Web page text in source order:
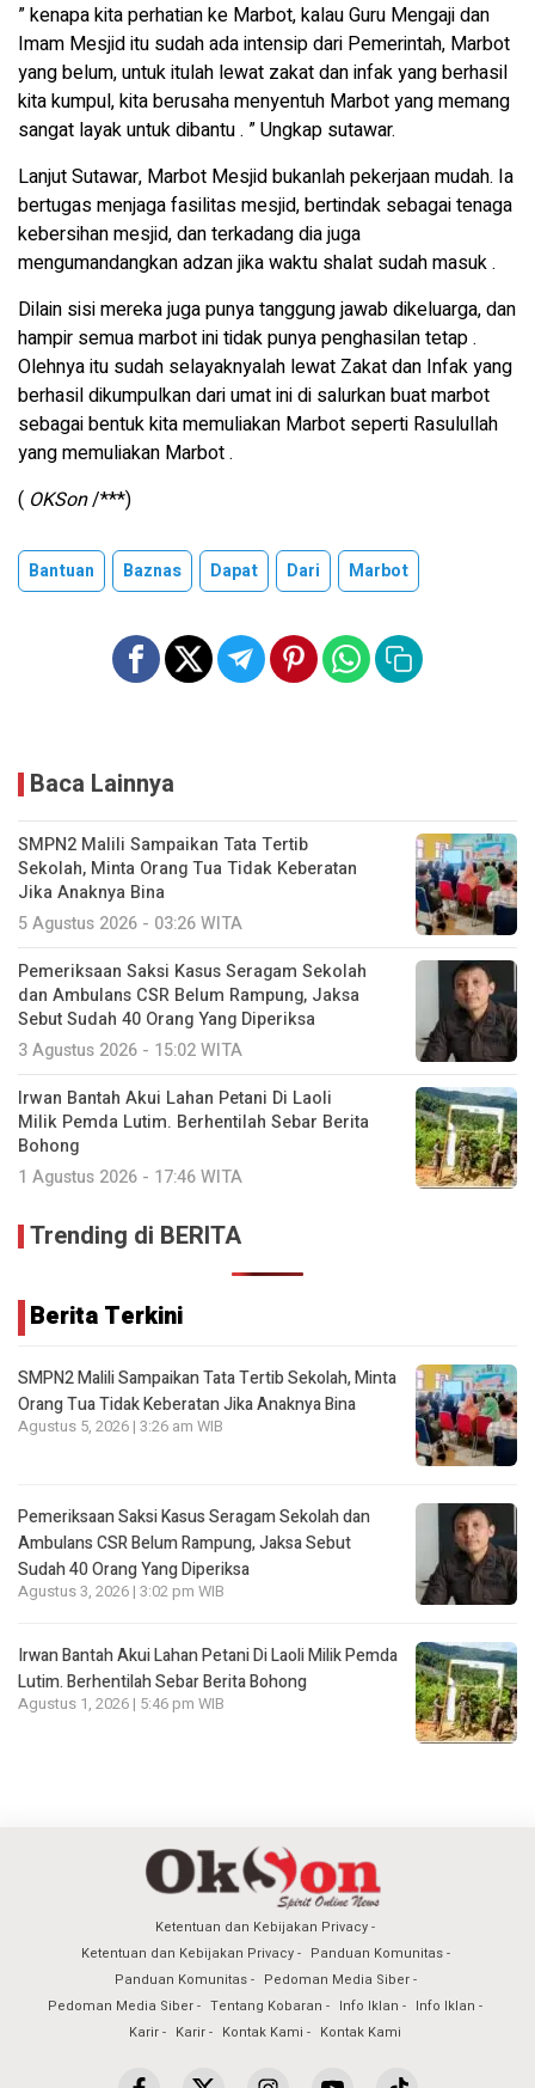
” kenapa kita perhatian ke Marbot, kalau Guru Mengaji dan
Imam Mesjid itu sudah ada intensip dari Pemerintah, Marbot
yang belum, untuk itulah lewat zakat dan infak yang berhasil
kita kumpul, kita berusaha menyentuh Marbot yang memang
sangat layak untuk dibantu . ” Ungkap sutawar.
Lanjut Sutawar, Marbot Mesjid bukanlah pekerjaan mudah. Ia
bertugas menjaga fasilitas mesjid, bertindak sebagai tenaga
kebersihan mesjid, dan terkadang dia juga
mengumandangkan adzan jika waktu shalat sudah masuk .
Dilain sisi mereka juga punya tanggung jawab dikeluarga, dan
hampir semua marbot ini tidak punya penghasilan tetap .
Olehnya itu sudah selayaknyalah lewat Zakat dan Infak yang
berhasil dikumpulkan dari umat ini di salurkan buat marbot
sebagai bentuk kita memuliakan Marbot seperti Rasulullah
yang memuliakan Marbot .
( OKSon/***)
Bantuan Baznas Dapat Dari Marbot
Baca Lainnya
SMPN2 Malili Sampaikan Tata Tertib
Sekolah, Minta Orang Tua Tidak Keberatan
Jika Anaknya Bina
5 Agustus 2026 - 03:26 WITA
Pemeriksaan Saksi Kasus Seragam Sekolah
dan Ambulans CSR Belum Rampung, Jaksa
Sebut Sudah 40 Orang Yang Diperiksa
3 Agustus 2026 - 15:02 WITA
Irwan Bantah Akui Lahan Petani Di Laoli
Milik Pemda Lutim. Berhentilah Sebar Berita
Bohong
1 Agustus 2026 - 17:46 WITA
Trending di BERITA
Berita Terkini
SMPN2 Malili Sampaikan Tata Tertib Sekolah, Minta
Orang Tua Tidak Keberatan Jika Anaknya Bina
Agustus 5, 2026 | 3:26 am WIB
Pemeriksaan Saksi Kasus Seragam Sekolah dan
Ambulans CSR Belum Rampung, Jaksa Sebut
Sudah 40 Orang Yang Diperiksa
Agustus 3, 2026 | 3:02 pm WIB
Irwan Bantah Akui Lahan Petani Di Laoli Milik Pemda
Lutim. Berhentilah Sebar Berita Bohong
Agustus 1, 2026 | 5:46 pm WIB
Ketentuan dan Kebijakan Privacy
Ketentuan dan Kebijakan Privacy
Panduan Komunitas
Panduan Komunitas
Pedoman Media Siber
Pedoman Media Siber
Tentang Kobaran Info Iklan
Info Iklan
Karir
Karir Kontak Kami Kontak Kami